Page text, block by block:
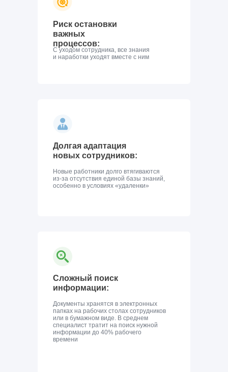
Риск остановки
важных
процессов:
Долгая адаптация
новых сотрудников:
С уходом сотрудника, все знания
и наработки уходят вместе с ним
Новые работники долго втягиваются
из-за отсутствия единой базы знаний,
особенно в условиях «удаленки»
Сложный поиск
информации:
Документы хранятся в электронных
папках на рабочих столах сотрудников
или в бумажном виде. В среднем
специалист тратит на поиск нужной
информации до 40% рабочего
времени